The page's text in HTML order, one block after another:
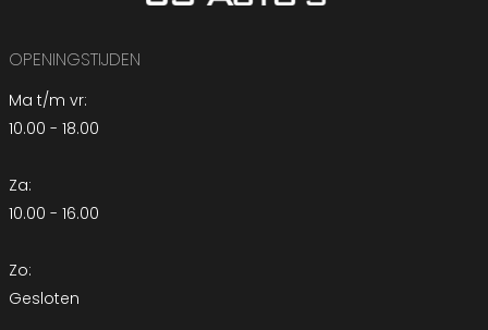
OPENINGSTIJDEN
Ma t/m vr:
10.00 - 18.00
Za:
10.00 - 16.00
Zo:
Gesloten